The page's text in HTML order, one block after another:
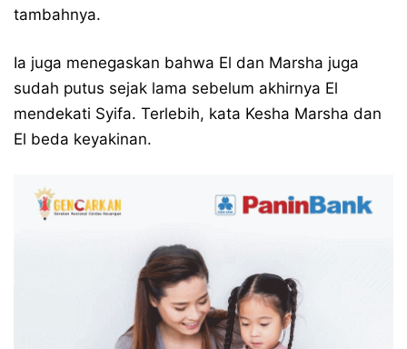
tambahnya.
Ia juga menegaskan bahwa El dan Marsha juga
sudah putus sejak lama sebelum akhirnya El
mendekati Syifa. Terlebih, kata Kesha Marsha dan
El beda keyakinan.